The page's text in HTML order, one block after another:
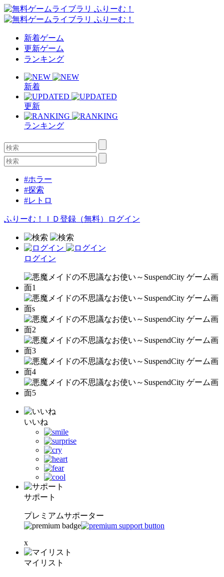
新着ゲーム
更新ゲーム
ランキング
新着
更新
ランキング
#ホラー
#探索
#レトロ
ふりーむ！ＩＤ登録（無料） ログイン
ログイン
いいね
サポート
プレミアムサポーター
x
マイリスト